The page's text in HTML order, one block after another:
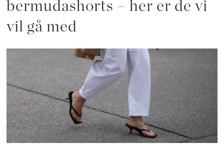
bermudashorts – her er de vi
vil gå med